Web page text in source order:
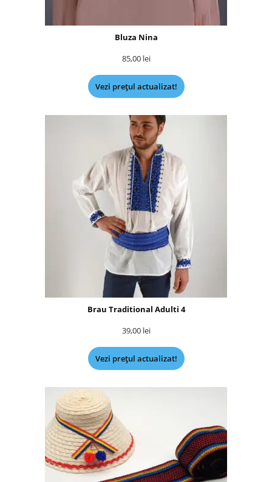
Bluza Nina
85,00 lei
Vezi prețul actualizat!
Brau Traditional Adulti 4
39,00 lei
Vezi prețul actualizat!